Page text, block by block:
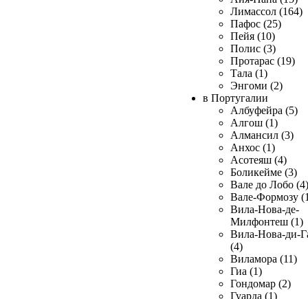
Лимассол (164)
Пафос (25)
Пейя (10)
Полис (3)
Протарас (19)
Тала (1)
Энгоми (2)
в Португалии
Албуфейра (5)
Алгош (1)
Алмансил (3)
Анхос (1)
Асотеяш (4)
Боликейме (3)
Вале до Лобо (4)
Вале-Формозу
Вила-Нова-де-
Милфонтеш (1)
Вила-Нова-ди-
(4)
Виламора (11)
Гиа (1)
Гондомар (2)
Гуарда (1)